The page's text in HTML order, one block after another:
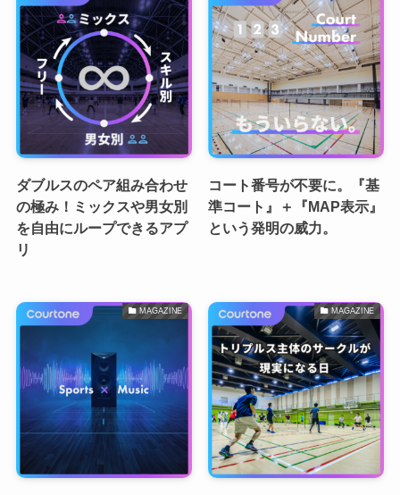
ダブルスのペア組み合わせ
の極み！ミックスや男女別
を自由にループできるアプ
リ
コート番号が不要に。『基
準コート』＋『MAP表示』
という発明の威力。
MAGAZINE MAGAZINE